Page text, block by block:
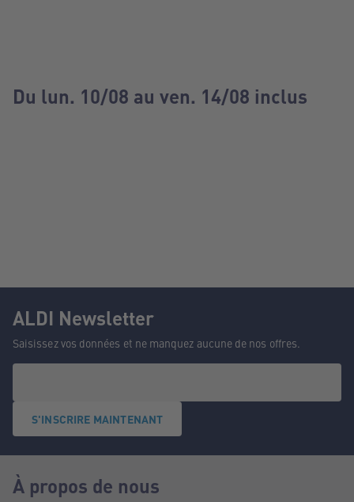
Du lun. 10/08 au ven. 14/08 inclus
ALDI Newsletter
Saisissez vos données et ne manquez aucune de nos offres.
S'INSCRIRE MAINTENANT
À propos de nous